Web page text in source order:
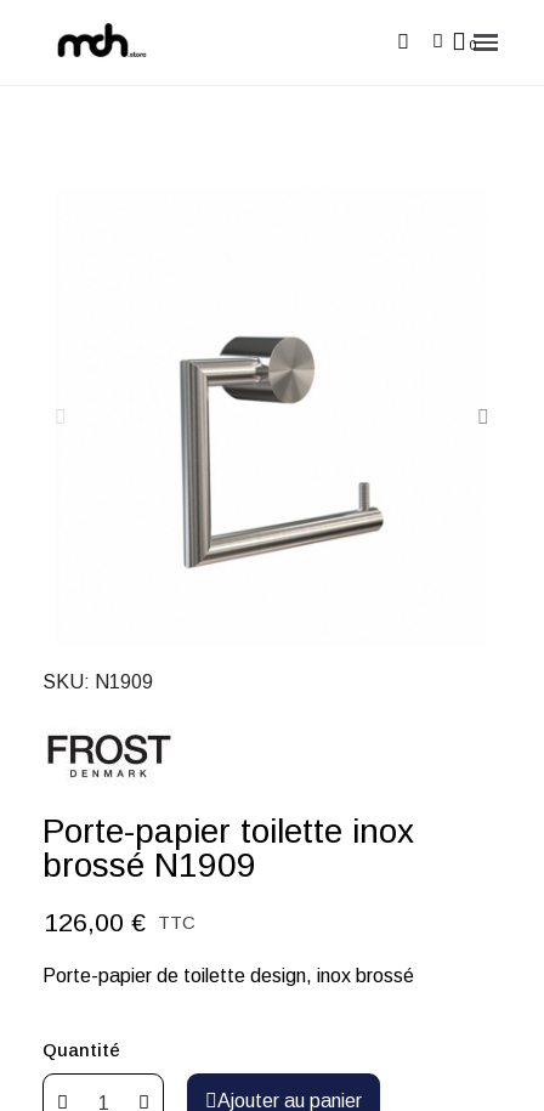
SKU N1909
Porte-papier toilette inox
brossé N1909
126,00 € TTC
Porte-papier de toilette design, inox brossé
Quantité
Ajouter au panier